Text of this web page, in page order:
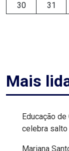
DE
MACAU
30
31
Mais
Educação
celebra
Mariana